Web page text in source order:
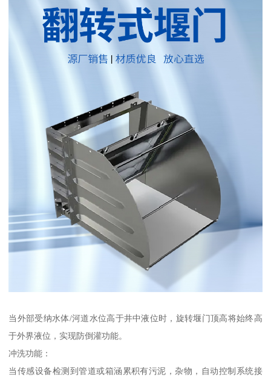
当外部受纳水体/河道水位高于井中液位时，旋转堰门顶高将始终高
于外界液位，实现防倒灌功能。
冲洗功能：
当传感设备检测到管道或箱涵累积有污泥，杂物，自动控制系统接